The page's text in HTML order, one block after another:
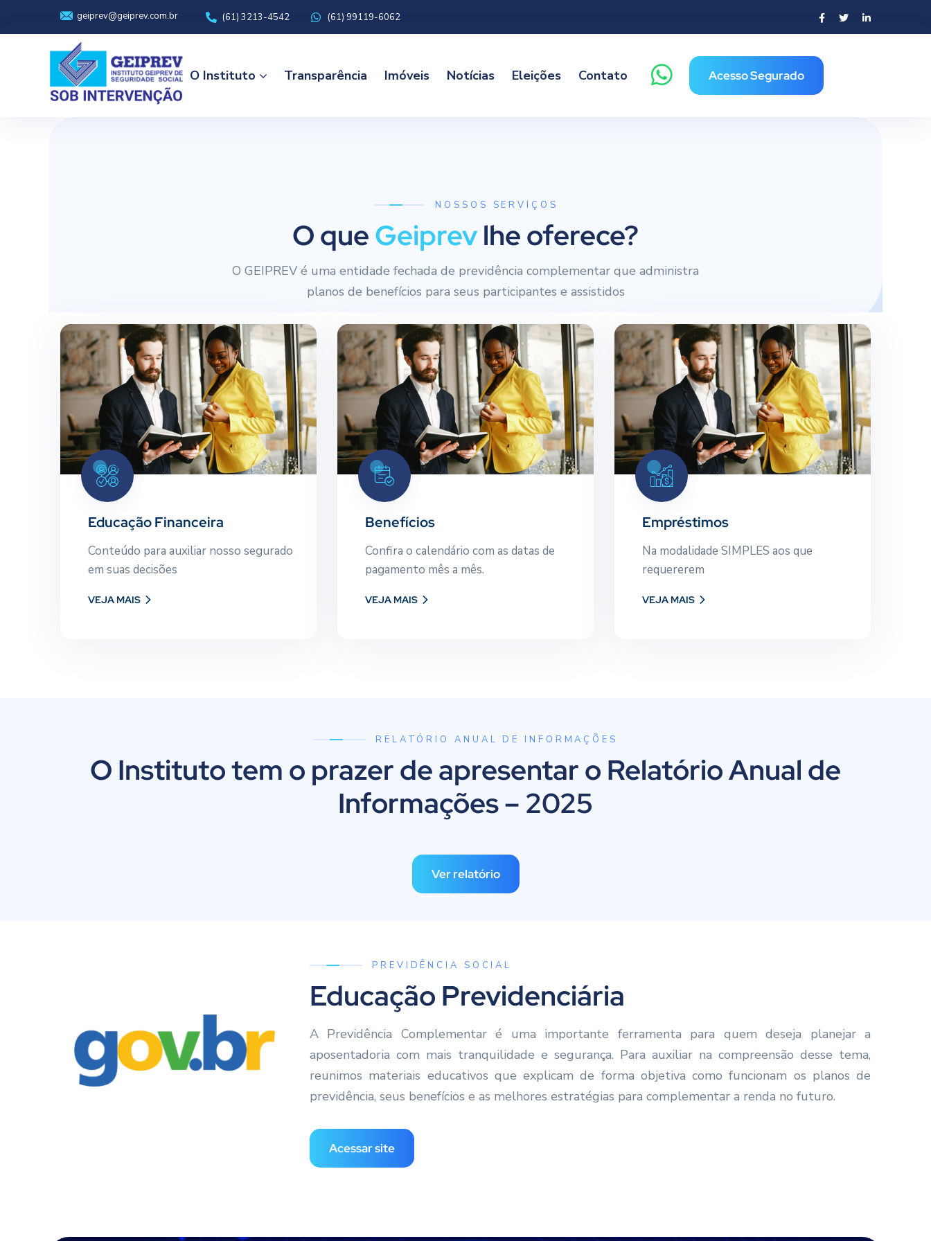
geiprev@geiprev.com.br (61) 3213-4542 (61) 99119-6062
O Instituto Transparência Imóveis Notícias Eleições Contato Acesso Segurado
NOSSOS SERVIÇOS
O queGeiprevlhe oferece?
O GEIPREV é uma entidade fechada de previdência complementar que administra
planos de benefícios para seus participantes e assistidos
Educação Financeira
Conteúdo para auxiliar nosso segurado
em suas decisões
VEJA MAIS
Educação Financeira
segurado em suas decisões Benefícios
Confira o calendário com as datas de
pagamento mês a mês.
VEJA MAIS
Benefícios
Confira o calendário com as datas
de pagamento mês a mês. Empréstimos
Na modalidade SIMPLES aos que
requererem
VEJA MAIS
Empréstimos
Na modalidade SIMPLES aos que
RELATÓRIO ANUAL DE INFORMAÇÕES
O Instituto tem o prazer de apresentar o Relatório Anual de
Informações – 2025
Ver relatório
PREVIDÊNCIA SOCIAL
Educação Previdenciária
A Previdência Complementar é uma importante ferramenta para quem deseja planejar a
aposentadoria com mais tranquilidade e segurança. Para auxiliar na compreensão desse tema,
reunimos materiais educativos que explicam de forma objetiva como funcionam os planos de
previdência, seus benefícios e as melhores estratégias para complementar a renda no futuro.
Acessar site